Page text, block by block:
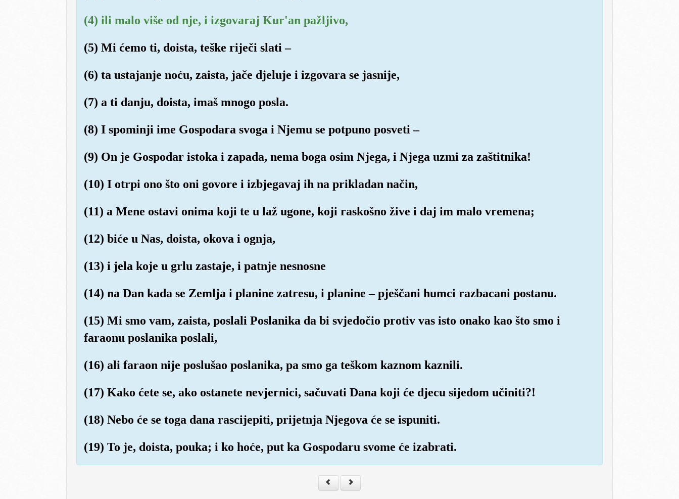
(4) ili malo više od nje, i izgovaraj Kur'an pažljivo,
(5) Mi ćemo ti, doista, teške riječi slati –
(6) ta ustajanje noću, zaista, jače djeluje i izgovara se jasnije,
(7) a ti danju, doista, imaš mnogo posla.
(8) I spominji ime Gospodara svoga i Njemu se potpuno posveti –
(9) On je Gospodar istoka i zapada, nema boga osim Njega, i Njega uzmi za zaštitnika!
(10) I otrpi ono što oni govore i izbjegavaj ih na prikladan način,
(11) a Mene ostavi onima koji te u laž ugone, koji raskošno žive i daj im malo vremena;
(12) biće u Nas, doista, okova i ognja,
(13) i jela koje u grlu zastaje, i patnje nesnosne
(14) na Dan kada se Zemlja i planine zatresu, i planine – pješčani humci razbacani postanu.
(15) Mi smo vam, zaista, poslali Poslanika da bi svjedočio protiv vas isto onako kao što smo i
faraonu poslanika poslali,
(16) ali faraon nije poslušao poslanika, pa smo ga teškom kaznom kaznili.
(17) Kako ćete se, ako ostanete nevjernici, sačuvati Dana koji će djecu sijedom učiniti?!
(18) Nebo će se toga dana rascijepiti, prijetnja Njegova će se ispuniti.
(19) To je, doista, pouka; i ko hoće, put ka Gospodaru svome će izabrati.